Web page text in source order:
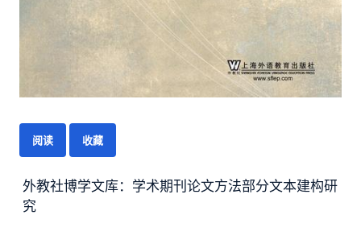
阅读 收藏
外教社博学文库：学术期刊论文方法部分文本建构研
究